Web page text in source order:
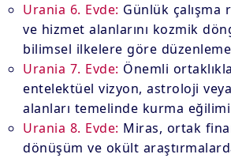
Urania 6. Evde: Günlük çalışma
ve hizmet alanlarını kozmik
bilimsel ilkelere göre düzenleme
Urania 7. Evde: Önemli
entelektüel vizyon, astroloji
alanları temelinde kurma
Urania 8. Evde: Miras, ortak
dönüşüm ve okült